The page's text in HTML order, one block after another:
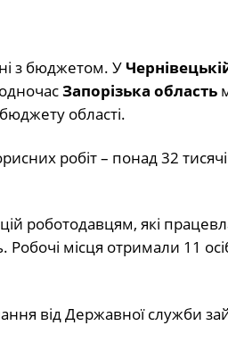
з бюджетом. У
Запорізька область
області.
робіт – понад 32 тисячі
роботодавцям, які
місця отримали 11
від Державної служби